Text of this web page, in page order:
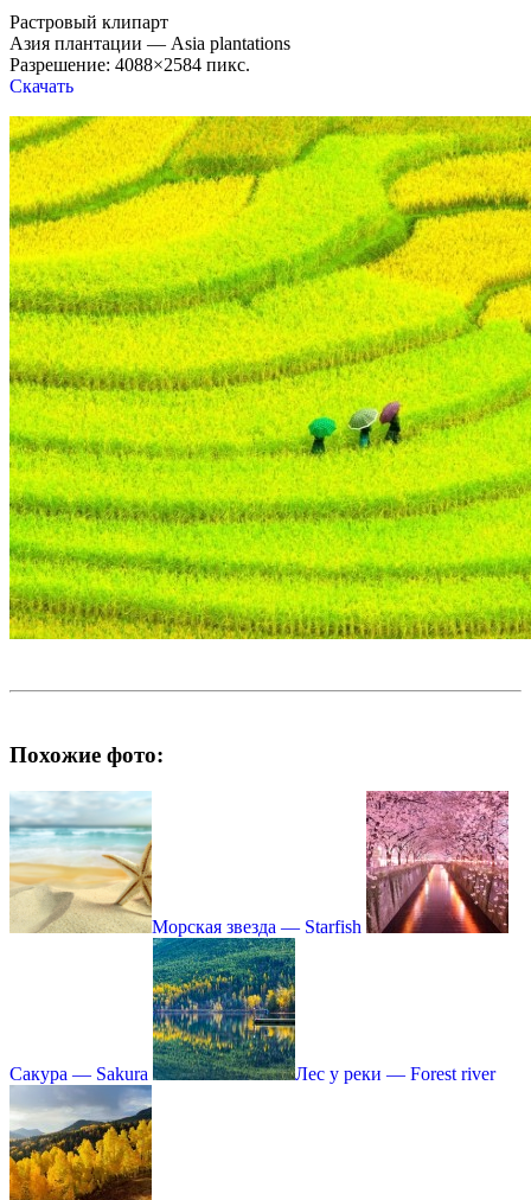
Растровый клипарт
Азия плантации — Asia plantations
Разрешение: 4088×2584 пикс.
Скачать
Похожие фото:
Морская звезда — Starfish
Сакура — Sakura Лес у реки — Forest river